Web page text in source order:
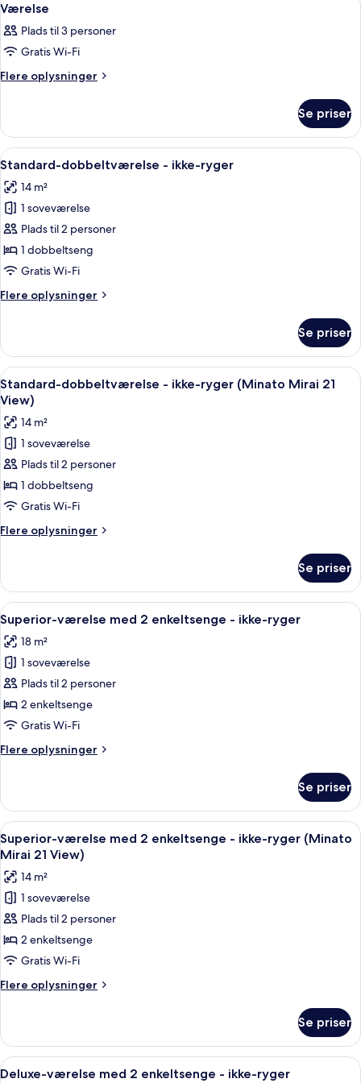
alle
billeder
af
Værelse
2
Værelse
Plads til 3 personer
Gratis Wi-Fi
Flere oplysninger
Flere
Se priser
Indlæs
alle
billeder
af
Standard-
dobbeltværelse
-
ryger
Et hotelværelse med en stor seng,
3
Standard-dobbeltværelse - ikke-ryger
14 m²
1 soveværelse
Plads til 2 personer
1 dobbeltseng
Gratis Wi-Fi
Flere oplysninger
Flere
dobbeltværelse
ikke-
ryger
Se priser
Indlæs
alle
billeder
af
Standard-
dobbeltværelse
-
ikke-
ryger
(Minato
21
View)
Et hotelværelse med en stor seng,
4
Standard-dobbeltværelse - ikke-ryger (Minato Mirai 21
View)
14 m²
1 soveværelse
Plads til 2 personer
1 dobbeltseng
Gratis Wi-Fi
Flere oplysninger
Flere
dobbeltværelse
ikke-
ryger
(Minato
Mirai
21
View)
Se priser
Indlæs
alle
billeder
af
Superior-
værelse
med
enkeltsenge
ryger
Et hotelværelse med to senge, et
3
Superior-værelse med 2 enkeltsenge - ikke-ryger
18 m²
1 soveværelse
Plads til 2 personer
2 enkeltsenge
Gratis Wi-Fi
Flere oplysninger
Flere
værelse
med
2
enkeltsenge
ikke-
ryger
Se priser
Indlæs
alle
billeder
af
Superior-
værelse
med
2
enkeltsenge
-
ryger
(Minato
Mirai
Et hotelværelse med to senge, et
4
Superior-værelse med 2 enkeltsenge - ikke-ryger (Minato
Mirai 21 View)
14 m²
1 soveværelse
Plads til 2 personer
2 enkeltsenge
Gratis Wi-Fi
Flere oplysninger
Flere
værelse
med
2
Se priser
Indlæs
Et hotelværelse med en stor seng,
4
Deluxe-værelse med 2 enkeltsenge - ikke-ryger